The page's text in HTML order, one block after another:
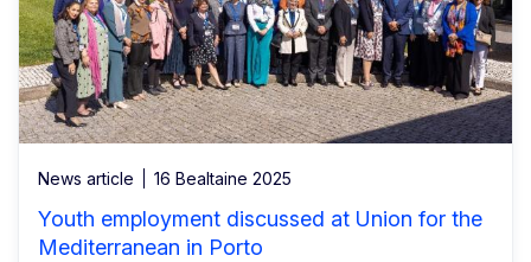
News article 16 Bealtaine 2025
Youth employment discussed at Union for the
Mediterranean in Porto